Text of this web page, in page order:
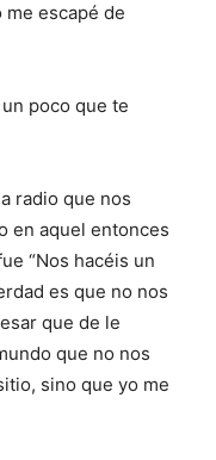
me escapé de
poco que te
radio que nos
en aquel entonces
“Nos hacéis un
es que no nos
que de le
que no nos
sino que yo me